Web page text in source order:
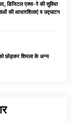
डिजिटल एक्स-रे की सुविधा
की आधारशिलाएं व उद्घाटन
छोड़कर शिमला के अन्य